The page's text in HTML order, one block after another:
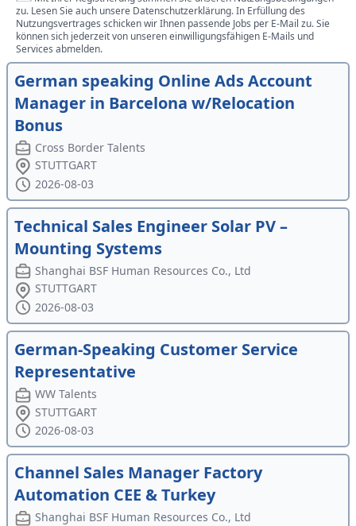
zu. Lesen Sie auch unsere Datenschutzerklärung. In Erfüllung des
Nutzungsvertrages schicken wir Ihnen passende Jobs per E-Mail zu. Sie
können sich jederzeit von unseren einwilligungsfähigen E-Mails und
Services abmelden.
German speaking Online Ads Account
Manager in Barcelona w/Relocation
Bonus
Cross Border Talents
STUTTGART
2026-08-03
Technical Sales Engineer Solar PV –
Mounting Systems
Shanghai BSF Human Resources Co., Ltd
STUTTGART
2026-08-03
German-Speaking Customer Service
Representative
WW Talents
STUTTGART
2026-08-03
Channel Sales Manager Factory
Automation CEE & Turkey
Shanghai BSF Human Resources Co., Ltd